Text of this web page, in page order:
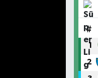
#
1
2